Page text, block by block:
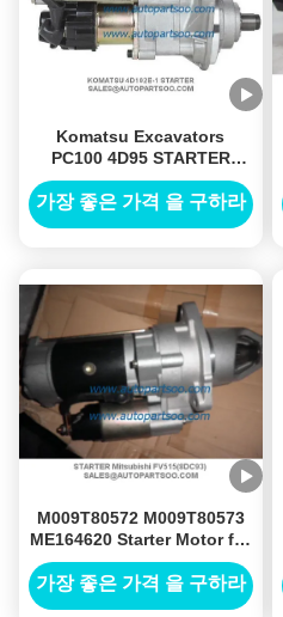
Komatsu Excavators
PC100 4D95 STARTER
MOTOR Komatsu 600-813-
4420 0-23000-1750
가장 좋은 가격 을 구하라
M009T80572 M009T80573
ME164620 Starter Motor for
Mitsubishi FV515 (8DC93)
가장 좋은 가격 을 구하라